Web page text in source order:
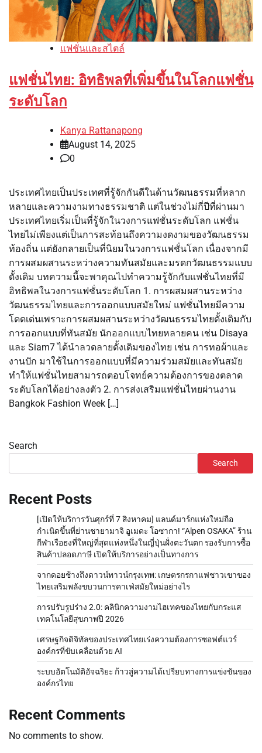
แฟชั่นและสไตล์
แฟชั่นไทย: อิทธิพลที่เพิ่มขึ้นในโลกแฟชั่น
ระดับโลก
Kanya Rattanapong
August 14, 2025
0
ประเทศไทยเป็นประเทศที่รู้จักกันดีในด้านวัฒนธรรมที่หลาก
หลายและความงามทางธรรมชาติ แต่ในช่วงไม่กี่ปีที่ผ่านมา
ประเทศไทยเริ่มเป็นที่รู้จักในวงการแฟชั่นระดับโลก แฟชั่น
ไทยไม่เพียงแต่เป็นการสะท้อนถึงความงดงามของวัฒนธรรม
ท้องถิ่น แต่ยังกลายเป็นที่นิยมในวงการแฟชั่นโลก เนื่องจากมี
การผสมผสานระหว่างความทันสมัยและมรดกวัฒนธรรมแบบ
ดั้งเดิม บทความนี้จะพาคุณไปทำความรู้จักกับแฟชั่นไทยที่มี
อิทธิพลในวงการแฟชั่นระดับโลก 1. การผสมผสานระหว่าง
วัฒนธรรมไทยและการออกแบบสมัยใหม่ แฟชั่นไทยมีความ
โดดเด่นเพราะการผสมผสานระหว่างวัฒนธรรมไทยดั้งเดิมกับ
การออกแบบที่ทันสมัย นักออกแบบไทยหลายคน เช่น Disaya
และ Siam7 ได้นำลวดลายดั้งเดิมของไทย เช่น การทอผ้าและ
งานปัก มาใช้ในการออกแบบที่มีความร่วมสมัยและทันสมัย
ทำให้แฟชั่นไทยสามารถตอบโจทย์ความต้องการของตลาด
ระดับโลกได้อย่างลงตัว 2. การส่งเสริมแฟชั่นไทยผ่านงาน
Bangkok Fashion Week […]
Search
Search
Recent Posts
[เปิดให้บริการวันศุกร์ที่ 7 สิงหาคม] แลนด์มาร์กแห่งใหม่ถือ
กำเนิดขึ้นที่ย่านชายามาจิ อูเมดะ โอซากา! “Alpen OSAKA” ร้าน
กีฬาเรือธงที่ใหญ่ที่สุดแห่งหนึ่งในญี่ปุ่นฝั่งตะวันตก รองรับการซื้อ
สินค้าปลอดภาษี เปิดให้บริการอย่างเป็นทางการ
จากดอยช้างถึงดาวน์ทาวน์กรุงเทพ: เกษตรกรกาแฟชาวเขาของ
ไทยเสริมพลังขบวนการคาเฟ่สมัยใหม่อย่างไร
การปรับรูปร่าง 2.0: คลินิกความงามไฮเทคของไทยกับกระแส
เทคโนโลยีสุขภาพปี 2026
เศรษฐกิจดิจิทัลของประเทศไทยเร่งความต้องการซอฟต์แวร์
องค์กรที่ขับเคลื่อนด้วย AI
ระบบอัตโนมัติอัจฉริยะ ก้าวสู่ความได้เปรียบทางการแข่งขันของ
องค์กรไทย
Recent Comments
No comments to show.